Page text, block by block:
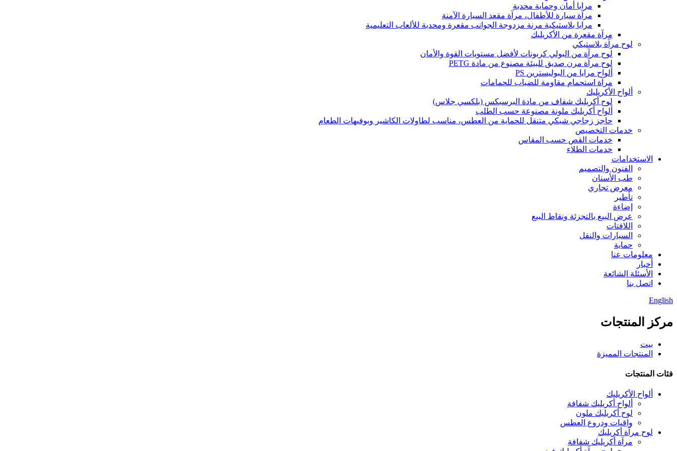
مرايا أمان وحماية محدبة
مرآة سيارة للأطفال، مرآة مقعد السيارة الآمنة
مرايا بلاستيكية مرنة مزدوجة الجوانب مقعرة ومحدبة للألعاب التعليمية
مرآة مقعرة من الأكريليك
لوح مرآة بلاستيكي
لوح مرآة من البولي كربونات لأفضل مستويات القوة والأمان
لوح مرآة مرن صديق للبيئة مصنوع من مادة PETG
ألواح مرايا من البوليسترين PS
مرآة استحمام مقاومة للضباب للحمامات
ألواح الأكريليك
لوح أكريليك شفاف من مادة البرسبكس (بلكسي جلاس)
ألواح أكريليك ملونة مصنوعة حسب الطلب
حاجز زجاجي شبكي متنقل للحماية من العطس، مناسب لطاولات الكاشير وبوفيهات الطعام
خدمات التخصيص
خدمات القص حسب المقاس
خدمات الطلاء
الاستخدامات
الفنون والتصميم
طب الأسنان
معرض تجاري
تأطير
إضاءة
عرض البيع بالتجزئة ونقاط البيع
اللافتات
السيارات والنقل
حماية
معلومات عنا
أخبار
الأسئلة الشائعة
اتصل بنا
English
مركز المنتجات
بيت
المنتجات المميزة
فئات المنتجات
ألواح الأكريليك
ألواح أكريليك شفافة
لوح أكريليك ملون
واقيات ودروع العطس
لوح مرآة أكريليك
مرآة أكريليك شفافة